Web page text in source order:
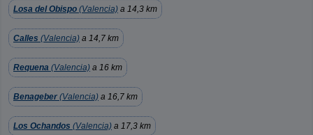
Losa del Obispo (Valencia) a 14,3 km
Calles (Valencia) a 14,7 km
Requena (Valencia) a 16 km
Benageber (Valencia) a 16,7 km
Los Ochandos (Valencia) a 17,3 km